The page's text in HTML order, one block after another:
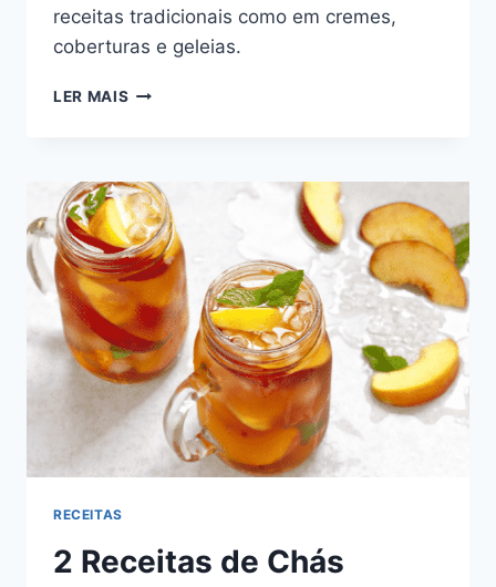
receitas tradicionais como em cremes,
coberturas e geleias.
LER MAIS FRUTA
CREME
DOCE
DA
POLPA
RECEITAS
2 Receitas de Chás